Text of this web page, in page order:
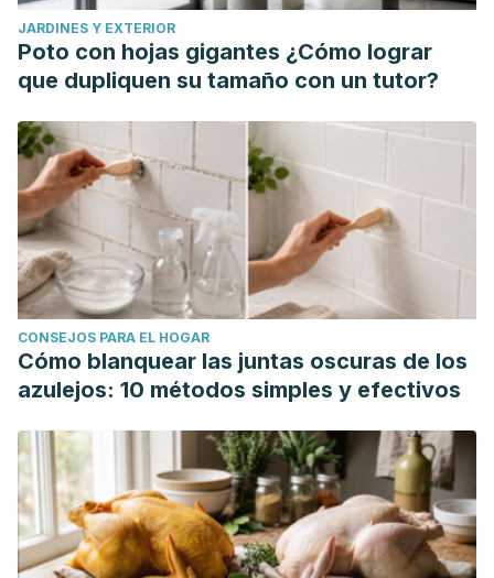
JARDINES Y EXTERIOR
Poto con hojas gigantes ¿Cómo lograr
que dupliquen su tamaño con un tutor?
CONSEJOS PARA EL HOGAR
Cómo blanquear las juntas oscuras de los
azulejos: 10 métodos simples y efectivos